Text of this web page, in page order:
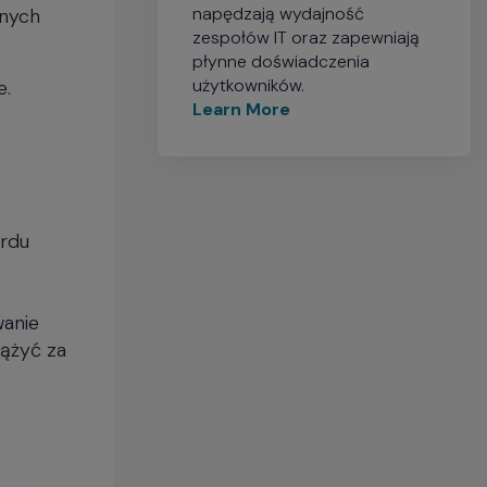
za
napędzają wydajność
zespołów IT oraz zapewniają
płynne doświadczenia
użytkowników.
Learn More